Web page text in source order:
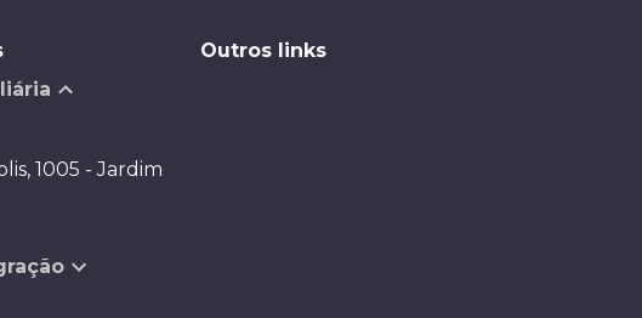
1005 - Jardim
Outros links